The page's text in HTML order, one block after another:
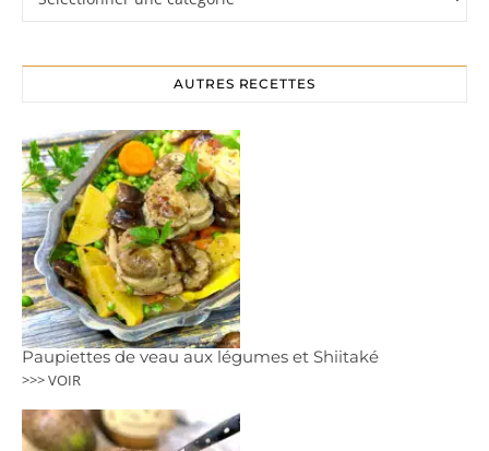
AUTRES RECETTES
Paupiettes de veau aux légumes et Shiitaké
>>> VOIR